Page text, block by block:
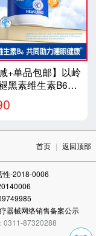
+单品包邮】以岭
黑素维生素B6胶
粒*60粒/瓶新旧包
货
首页 | 返回顶部
性-2018-0006
器械网络销售备案公示
0311-87320288